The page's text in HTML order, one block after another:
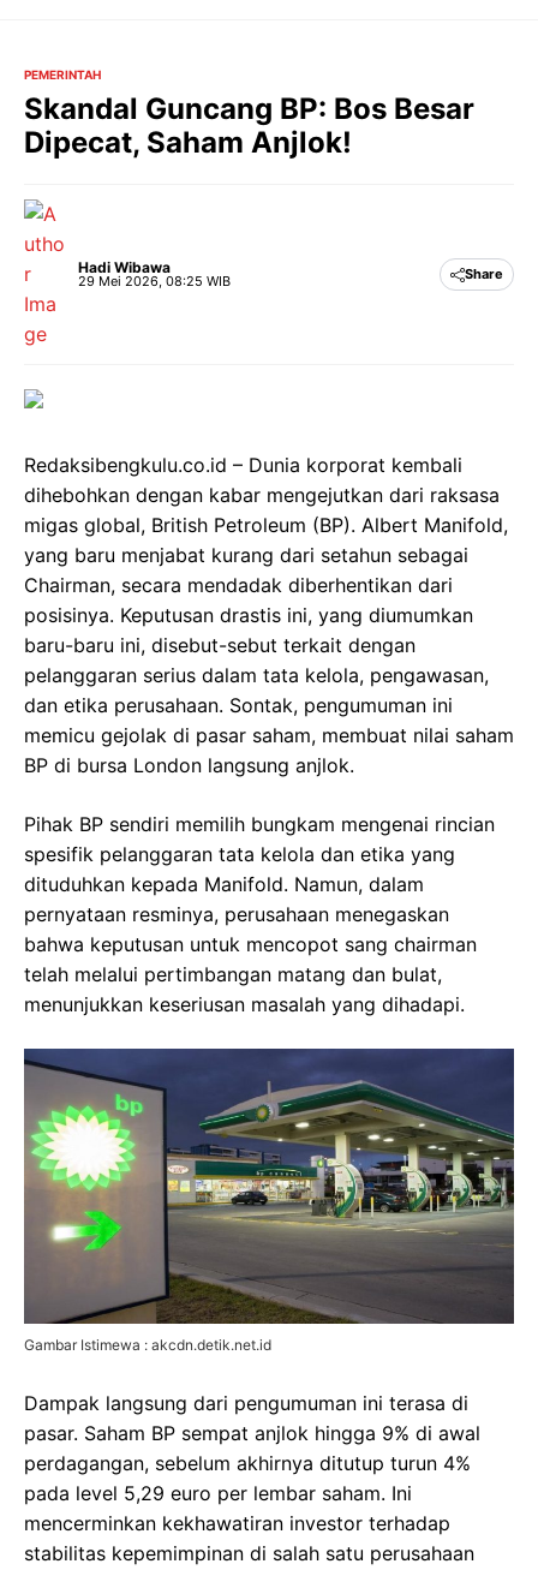
PEMERINTAH
Skandal Guncang BP: Bos Besar
Dipecat, Saham Anjlok!
Hadi Wibawa
29 Mei 2026, 08:25 WIB Share
Redaksibengkulu.co.id – Dunia korporat kembali
dihebohkan dengan kabar mengejutkan dari raksasa
migas global, British Petroleum (BP). Albert Manifold,
yang baru menjabat kurang dari setahun sebagai
Chairman, secara mendadak diberhentikan dari
posisinya. Keputusan drastis ini, yang diumumkan
baru-baru ini, disebut-sebut terkait dengan
pelanggaran serius dalam tata kelola, pengawasan,
dan etika perusahaan. Sontak, pengumuman ini
memicu gejolak di pasar saham, membuat nilai saham
BP di bursa London langsung anjlok.
Pihak BP sendiri memilih bungkam mengenai rincian
spesifik pelanggaran tata kelola dan etika yang
dituduhkan kepada Manifold. Namun, dalam
pernyataan resminya, perusahaan menegaskan
bahwa keputusan untuk mencopot sang chairman
telah melalui pertimbangan matang dan bulat,
menunjukkan keseriusan masalah yang dihadapi.
Gambar Istimewa : akcdn.detik.net.id
Dampak langsung dari pengumuman ini terasa di
pasar. Saham BP sempat anjlok hingga 9% di awal
perdagangan, sebelum akhirnya ditutup turun 4%
pada level 5,29 euro per lembar saham. Ini
mencerminkan kekhawatiran investor terhadap
stabilitas kepemimpinan di salah satu perusahaan